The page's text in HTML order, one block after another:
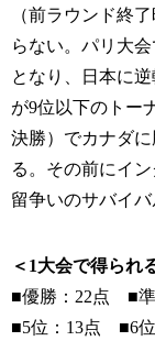
（前ラウンド終
らない。パリ大
となり、日本に
が9位以下のトー
決勝）でカナダ
る。その前にイ
留争いのサバイ
＜1大会で得られ
■優勝：22点 ■
■5位：13点 ■6